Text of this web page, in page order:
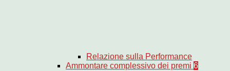
Relazione sulla Performance
Ammontare complessivo dei premi 6